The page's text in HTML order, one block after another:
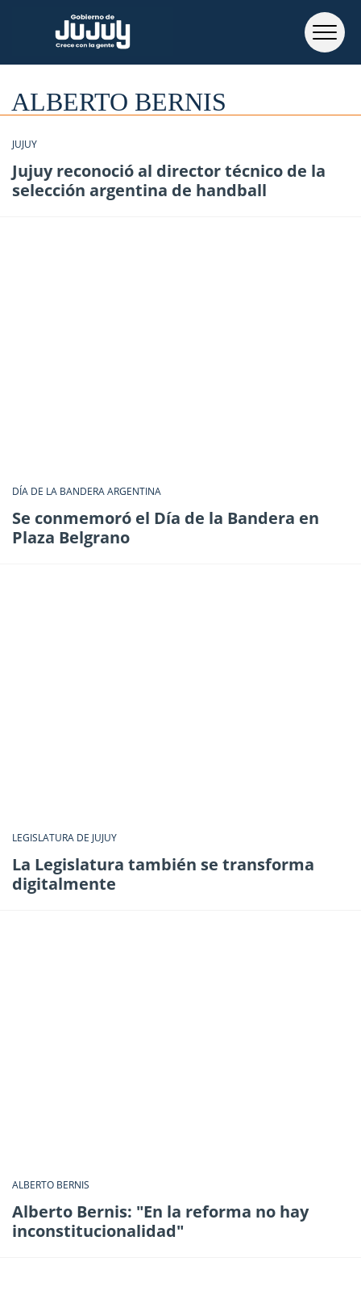
ALBERTO BERNIS
JUJUY
Jujuy reconoció al director técnico de la
selección argentina de handball
DÍA DE LA BANDERA ARGENTINA
Se conmemoró el Día de la Bandera en
Plaza Belgrano
LEGISLATURA DE JUJUY
La Legislatura también se transforma
digitalmente
ALBERTO BERNIS
Alberto Bernis: "En la reforma no hay
inconstitucionalidad"